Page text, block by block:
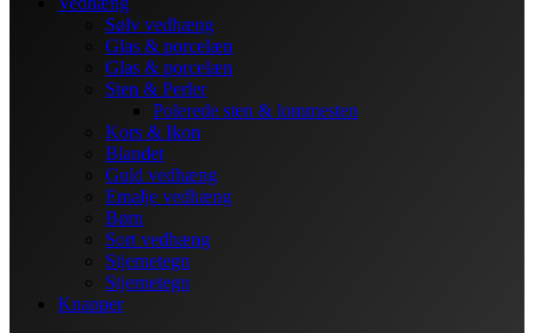
Sølv vedhæng
Glas & porcelæn
Glas & porcelæn
Sten & Perler
Polerede sten & lommesten
Kors & Ikon
Blandet
Guld vedhæng
Emalje vedhæng
Børn
Sort vedhæng
Stjernetegn
Stjernetegn
Knapper